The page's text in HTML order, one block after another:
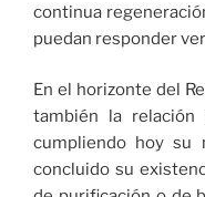
continua
puedan responder
En el horizonte del
también la
cumpliendo hoy su
concluido su